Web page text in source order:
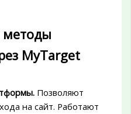
методы
MyTarget
Позволяют
на сайт. Работают